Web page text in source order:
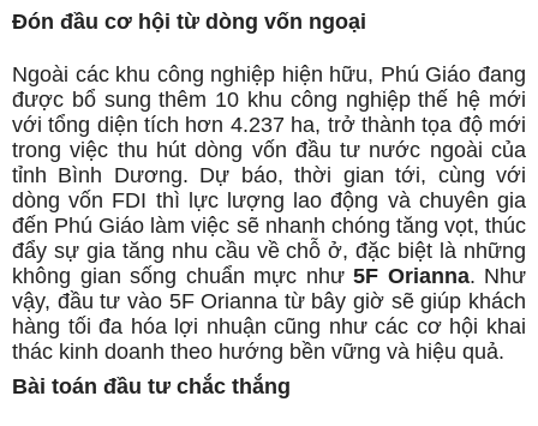
Đón đầu cơ hội từ dòng vốn ngoại
Ngoài các khu công nghiệp hiện hữu, Phú Giáo đang
được bổ sung thêm 10 khu công nghiệp thế hệ mới
với tổng diện tích hơn 4.237 ha, trở thành tọa độ mới
trong việc thu hút dòng vốn đầu tư nước ngoài của
tỉnh Bình Dương. Dự báo, thời gian tới, cùng với
dòng vốn FDI thì lực lượng lao động và chuyên gia
đến Phú Giáo làm việc sẽ nhanh chóng tăng vọt, thúc
đẩy sự gia tăng nhu cầu về chỗ ở, đặc biệt là những
không gian sống chuẩn mực như 5F Orianna. Như
vậy, đầu tư vào 5F Orianna từ bây giờ sẽ giúp khách
hàng tối đa hóa lợi nhuận cũng như các cơ hội khai
thác kinh doanh theo hướng bền vững và hiệu quả.
Bài toán đầu tư chắc thắng